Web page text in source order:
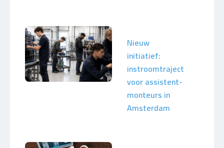
Nieuw
initiatief:
instroomtraject
voor assistent-
monteurs in
Amsterdam